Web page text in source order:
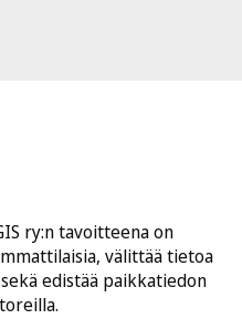
ry:n tavoitteena on
välittää tietoa
edistää paikkatiedon